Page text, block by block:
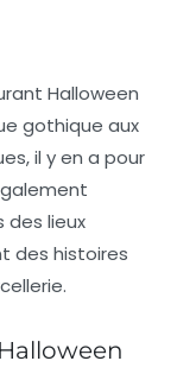
Halloween
gothique aux
il y en a pour
des lieux
des histoires